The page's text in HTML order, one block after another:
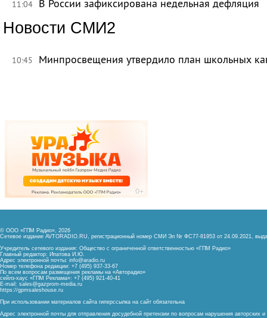
11:04 В России зафиксирована недельная дефляция
Новости СМИ2
10:45 Минпросвещения утвердило план школьных
© ООО «ГПМ Радио», 2026
Сетевое издание AVTORADIO.RU, регистрационный номер СМИ Эл № ФС77-81953 от 24.09.2021,
Учредитель сетевого издания: Общество с ограниченной ответственностью «ГПМ Радио»
Главный редактор: Ипатова И.Ю.
Адрес электронной почты: info@aradio.ru
Номер телефона редакции: +7 (495) 937-33-67
По всем вопросам размещения рекламы на «Авторадио»
сейлз-хаус «ГПМ Реклама»: +7 (495) 921-40-41
E-mail: sales@gazprom-media.ru
https://gpmsaleshouse.ru
При использовании материалов сайта гиперссылка на сайт обязательна
Адрес электронной почты для отправления досудебной претензии по вопросам нарушения авторских